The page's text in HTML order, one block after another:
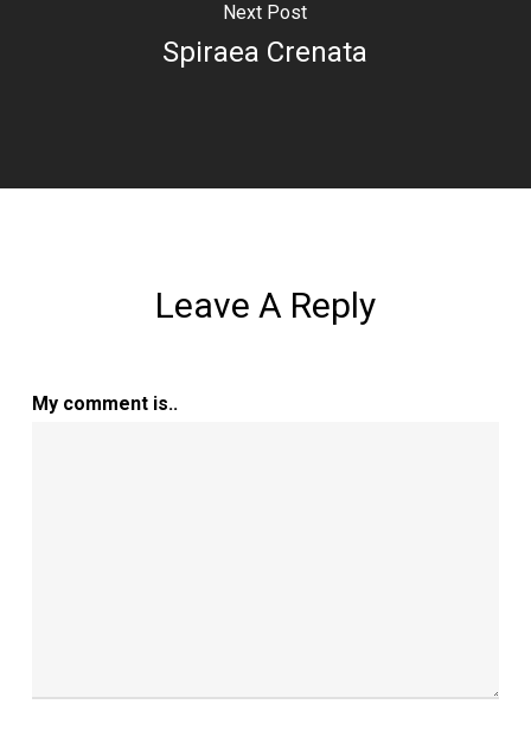
Next Post
Spiraea Crenata
Leave A Reply
My comment is..